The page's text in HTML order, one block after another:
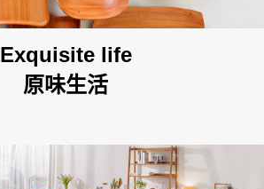
SPACE
Exquisite life
原味生活